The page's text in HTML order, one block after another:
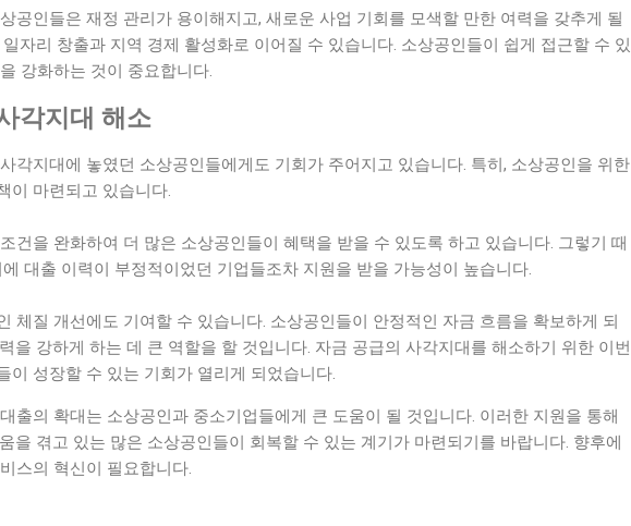
공인들은 재정 관리가 용이해지고, 새로운 사업 기회를 모색할 만한 여력을 갖추게 될
자리 창출과 지역 경제 활성화로 이어질 수 있습니다. 소상공인들이 쉽게 접근할 수 있
강화하는 것이 중요합니다.
각지대 해소
각지대에 놓였던 소상공인들에게도 기회가 주어지고 있습니다. 특히, 소상공인을 위한
이 마련되고 있습니다.
건을 완화하여 더 많은 소상공인들이 혜택을 받을 수 있도록 하고 있습니다. 그렇기 때
대출 이력이 부정적이었던 기업들조차 지원을 받을 가능성이 높습니다.
체질 개선에도 기여할 수 있습니다. 소상공인들이 안정적인 자금 흐름을 확보하게 되
을 강하게 하는 데 큰 역할을 할 것입니다. 자금 공급의 사각지대를 해소하기 위한 이번
이 성장할 수 있는 기회가 열리게 되었습니다.
출의 확대는 소상공인과 중소기업들에게 큰 도움이 될 것입니다. 이러한 지원을 통해
을 겪고 있는 많은 소상공인들이 회복할 수 있는 계기가 마련되기를 바랍니다. 향후에
스의 혁신이 필요합니다.